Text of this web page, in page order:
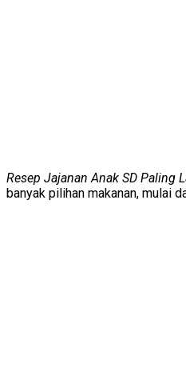
Resep Jajanan Anak SD Paling
banyak pilihan makanan, mulai